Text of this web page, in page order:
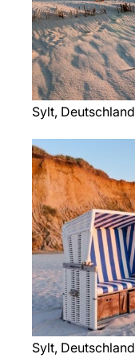
Sylt, Deutschland
Sylt, Deutschland